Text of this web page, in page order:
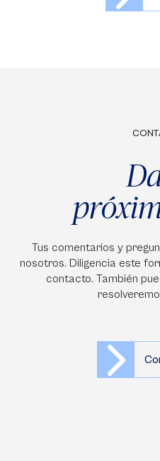
Tus comentarios y
nosotros. Diligencia este
contacto. También